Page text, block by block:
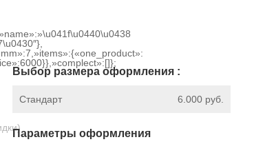
Выбор размера оформления :
6.000 руб.
Стандарт
Параметры оформления